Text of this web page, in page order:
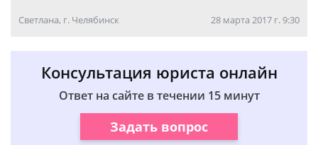
Светлана, г. Челябинск 28 марта 2017 г. 9:30
Консультация юриста онлайн
Ответ на сайте в течении 15 минут
Задать вопрос